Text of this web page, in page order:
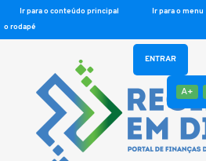
Ir para o conteúdo principal Ir para o menu
o rodapé
A+
ENTRAR